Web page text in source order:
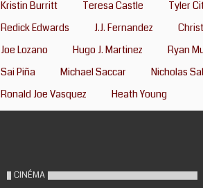
Kristin Burritt Teresa Castle
Tyler
Redick Edwards
J.J. Fernandez
Joe Lozano
Hugo J. Martinez
Ryan
Sai Piña
Michael Saccar
Nicholas
Ronald Joe Vasquez
Heath Young
CINÉMA